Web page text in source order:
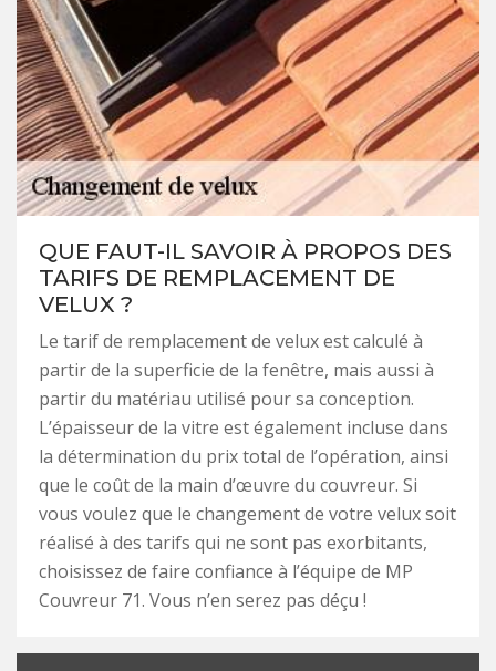
QUE FAUT-IL SAVOIR À PROPOS DES
TARIFS DE REMPLACEMENT DE
VELUX ?
Le tarif de remplacement de velux est calculé à
partir de la superficie de la fenêtre, mais aussi à
partir du matériau utilisé pour sa conception.
L’épaisseur de la vitre est également incluse dans
la détermination du prix total de l’opération, ainsi
que le coût de la main d’œuvre du couvreur. Si
vous voulez que le changement de votre velux soit
réalisé à des tarifs qui ne sont pas exorbitants,
choisissez de faire confiance à l’équipe de MP
Couvreur 71. Vous n’en serez pas déçu !